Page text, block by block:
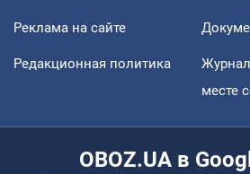
Реклама на сайте
Редакционная политика
месте
OBOZ.UA в